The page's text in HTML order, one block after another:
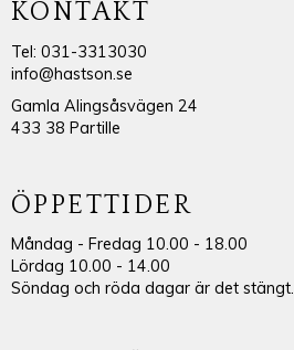
KONTAKT
Tel: 031-3313030
info@hastson.se
Gamla Alingsåsvägen 24
433 38 Partille
ÖPPETTIDER
Måndag - Fredag 10.00 - 18.00
Lördag 10.00 - 14.00
Söndag och röda dagar är det stängt.